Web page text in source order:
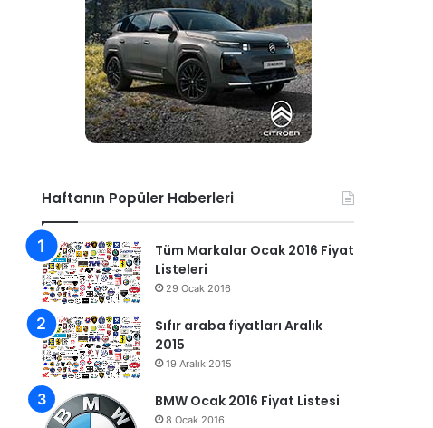
Haftanın Popüler Haberleri
Tüm Markalar Ocak 2016 Fiyat
Listeleri
29 Ocak 2016
Sıfır araba fiyatları Aralık
2015
19 Aralık 2015
BMW Ocak 2016 Fiyat Listesi
8 Ocak 2016